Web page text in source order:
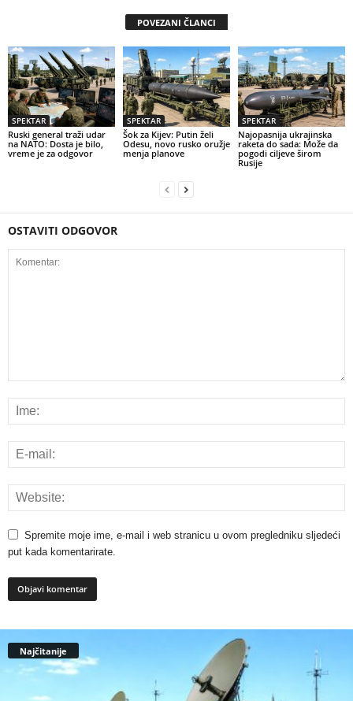
POVEZANI ČLANCI
SPEKTAR
Ruski general traži udar
na NATO: Dosta je bilo,
vreme je za odgovor
SPEKTAR
Šok za Kijev: Putin želi
Odesu, novo rusko oružje
menja planove
SPEKTAR
Najopasnija ukrajinska
raketa do sada: Može da
pogodi ciljeve širom
Rusije
OSTAVITI ODGOVOR
Spremite moje ime, e-mail i web stranicu u ovom pregledniku sljedeći
put kada komentarirate.
Najčitanije